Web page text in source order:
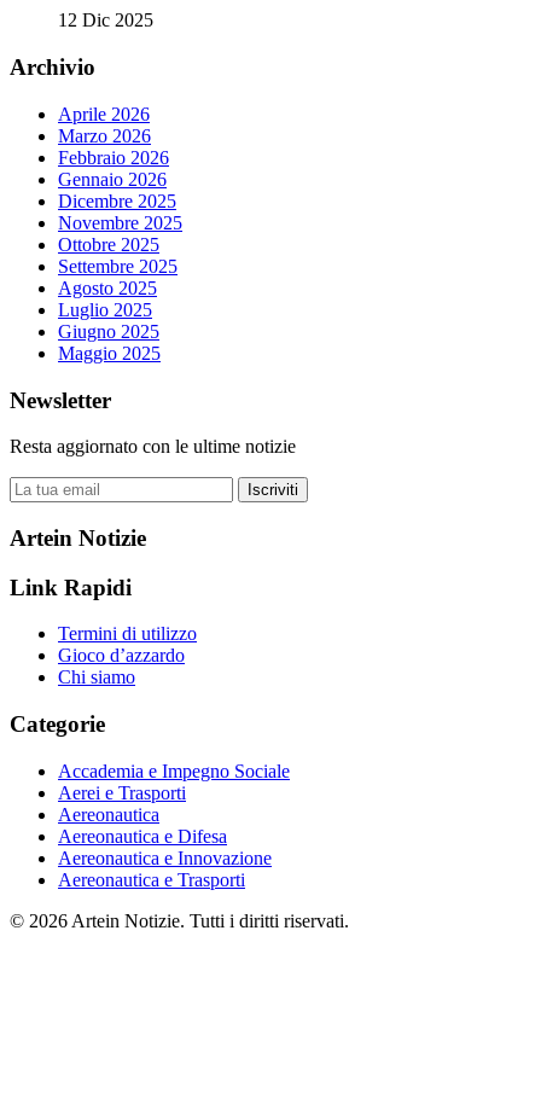
12 Dic 2025
Archivio
Aprile 2026
Marzo 2026
Febbraio 2026
Gennaio 2026
Dicembre 2025
Novembre 2025
Ottobre 2025
Settembre 2025
Agosto 2025
Luglio 2025
Giugno 2025
Maggio 2025
Newsletter
Resta aggiornato con le ultime notizie
Iscriviti
Artein Notizie
Link Rapidi
Termini di utilizzo
Gioco d’azzardo
Chi siamo
Categorie
Accademia e Impegno Sociale
Aerei e Trasporti
Aereonautica
Aereonautica e Difesa
Aereonautica e Innovazione
Aereonautica e Trasporti
© 2026 Artein Notizie. Tutti i diritti riservati.